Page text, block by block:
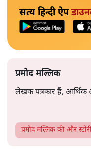
सत्य हिन्दी ऐप
प्रमोद मल्लिक
लेखक पत्रकार हैं, आर्थिक
प्रमोद मल्लिक की और